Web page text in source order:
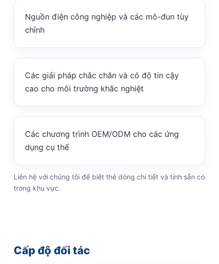
Nguồn điện công nghiệp và các mô-đun tùy
chỉnh
Các giải pháp chắc chắn và có độ tin cậy
cao cho môi trường khắc nghiệt
Các chương trình OEM/ODM cho các ứng
dụng cụ thể
Liên hệ với chúng tôi để biết thẻ dòng chi tiết và tính sẵn có
trong khu vực.
Cấp độ đối tác